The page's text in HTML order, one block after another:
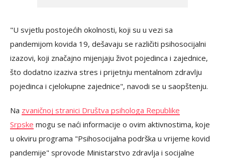
"U svjetlu postojećih okolnosti, koji su u vezi sa
pandemijom kovida 19, dešavaju se različiti psihosocijalni
izazovi, koji značajno mijenjaju život pojedinca i zajednice,
što dodatno izaziva stres i prijetnju mentalnom zdravlju
pojedinca i cjelokupne zajednice", navodi se u saopštenju.
Na zvaničnoj stranici Društva psihologa Republike
Srpske mogu se naći informacije o ovim aktivnostima, koje
u okviru programa "Psihosocijalna podrška u vrijeme kovid
pandemije" sprovode Ministarstvo zdravlja i socijalne